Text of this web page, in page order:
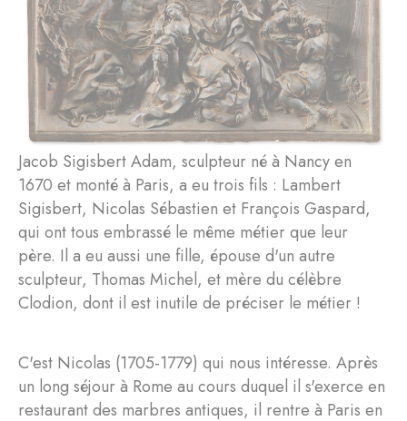
Jacob Sigisbert Adam, sculpteur né à Nancy en
1670 et monté à Paris, a eu trois fils : Lambert
Sigisbert, Nicolas Sébastien et François Gaspard,
qui ont tous embrassé le même métier que leur
père. Il a eu aussi une fille, épouse d'un autre
sculpteur, Thomas Michel, et mère du célèbre
Clodion, dont il est inutile de préciser le métier !
C'est Nicolas (1705-1779) qui nous intéresse. Après
un long séjour à Rome au cours duquel il s'exerce en
restaurant des marbres antiques, il rentre à Paris en